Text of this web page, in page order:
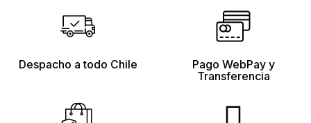
Despacho a todo Chile
Pago WebPay y
Transferencia